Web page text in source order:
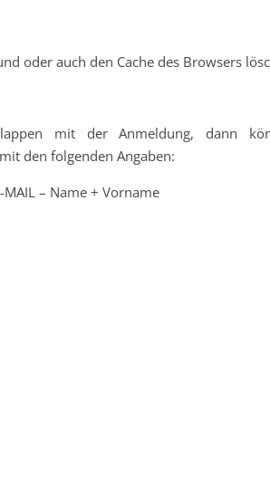
oder auch den Cache des Browsers
mit der Anmeldung, dann
den folgenden Angaben:
– Name + Vorname